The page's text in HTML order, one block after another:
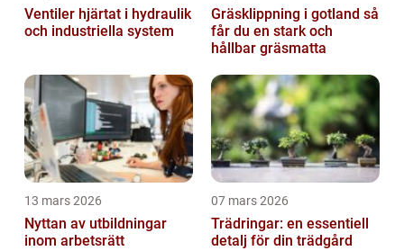
Ventiler hjärtat i hydraulik
och industriella system
Gräsklippning i gotland så
får du en stark och
hållbar gräsmatta
13 mars 2026
Nyttan av utbildningar
inom arbetsrätt
07 mars 2026
Trädringar: en essentiell
detalj för din trädgård